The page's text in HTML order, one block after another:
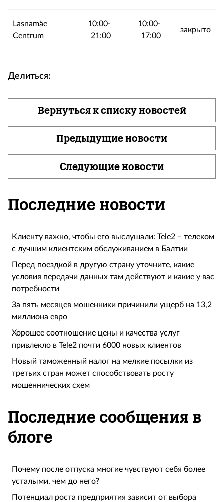
Lasnamäe
Centrum
10:00-
21:00
10:00-
17:00
закрыто
Делиться:
Вернуться к списку новостей
Предыдущие новости
Следующие новости
Последние новости
Клиенту важно, чтобы его выслушали: Tele2 – телеком
с лучшим клиентским обслуживанием в Балтии
Перед поездкой в другую страну уточните, какие
условия передачи данных там действуют и какие у вас
потребности
За пять месяцев мошенники причинили ущерб на 13,2
миллиона евро
Хорошее соотношение цены и качества услуг
привлекло в Tele2 почти 6000 новых клиентов
Новый таможенный налог на мелкие посылки из
третьих стран может способствовать росту
мошеннических схем
Последние сообщения в
блоге
Почему после отпуска многие чувствуют себя более
усталыми, чем до него?
Потенциал роста предприятия зависит от выбора